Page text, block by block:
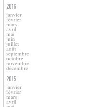
2016
janvier
février
mars
avril
mai
juin
juillet
août
septembre
octobre
novembre
décembre
2015
janvier
février
mars
avril